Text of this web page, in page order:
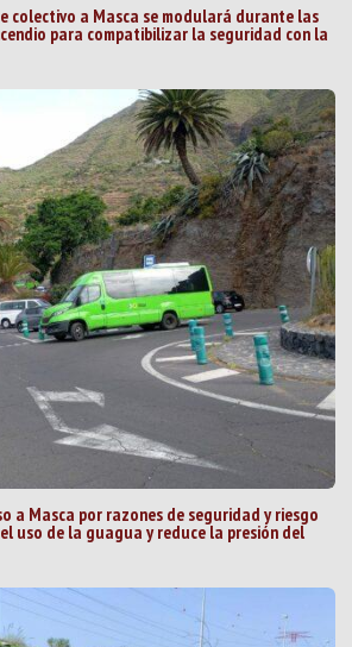
colectivo a Masca se modulará durante las
para compatibilizar la seguridad con la
a Masca por razones de seguridad y riesgo
uso de la guagua y reduce la presión del